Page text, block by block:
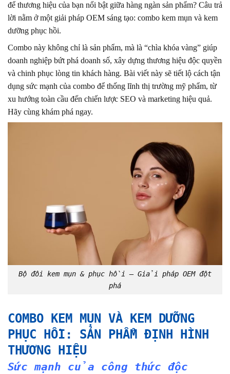
để thương hiệu của bạn nổi bật giữa hàng ngàn sản phẩm? Câu trả
lời nằm ở một giải pháp OEM sáng tạo: combo kem mụn và kem
dưỡng phục hồi.
Combo này không chỉ là sản phẩm, mà là “chìa khóa vàng” giúp
doanh nghiệp bứt phá doanh số, xây dựng thương hiệu độc quyền
và chinh phục lòng tin khách hàng. Bài viết này sẽ tiết lộ cách tận
dụng sức mạnh của combo để thống lĩnh thị trường mỹ phẩm, từ
xu hướng toàn cầu đến chiến lược SEO và marketing hiệu quả.
Hãy cùng khám phá ngay.
Bộ đôi kem mụn & phục hồi – Giải pháp OEM đột
phá
COMBO KEM MỤN VÀ KEM DƯỠNG
PHỤC HỒI: SẢN PHẨM ĐỊNH HÌNH
THƯƠNG HIỆU
Sức mạnh của công thức độc